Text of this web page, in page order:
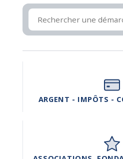
ARGENT - IMPÔTS -